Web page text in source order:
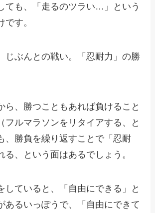
ても、「走るのツラい…」という
です。
じぶんとの戦い。「忍耐力」の勝
ら、勝つこともあれば負けること
フルマラソンをリタイアする、と
、勝負を繰り返すことで「忍耐
る、という面はあるでしょう。
していると、「自由にできる」と
あるいっぽうで、「自由にできて